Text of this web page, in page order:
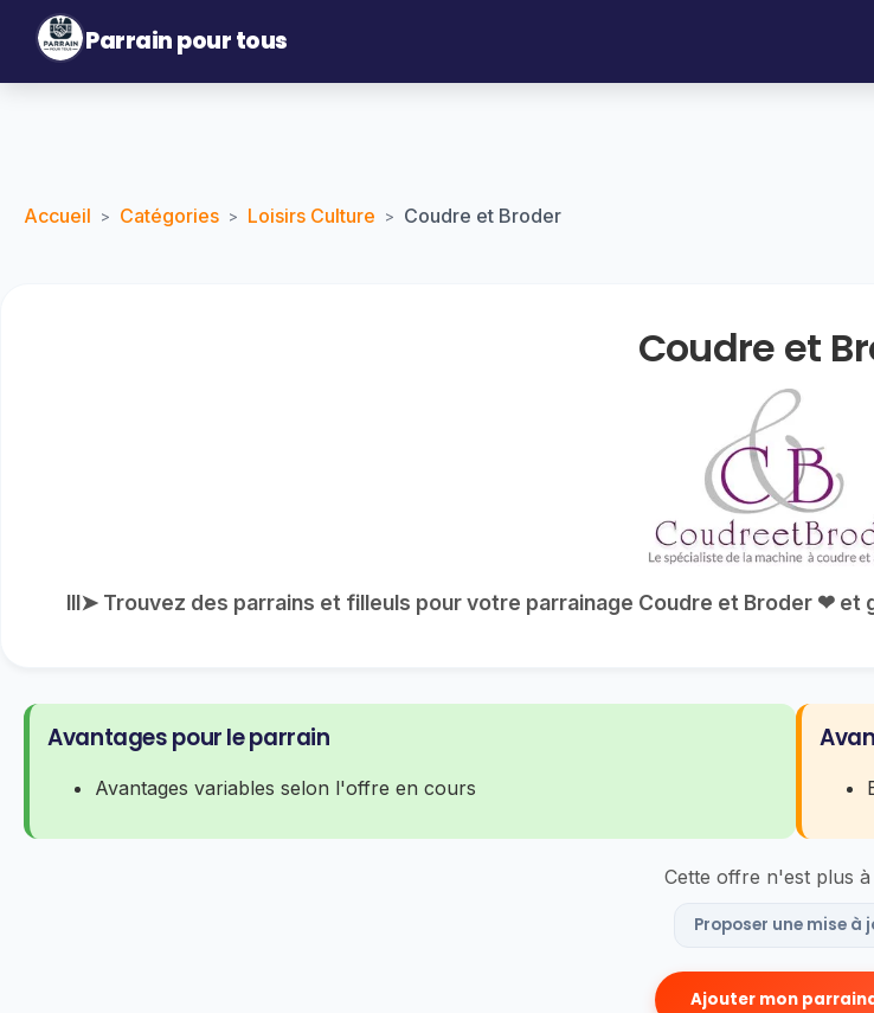
Parrain pour tous
Accueil > Catégories > Loisirs Culture > Coudre et Broder
Coudre et
lll➤ Trouvez des parrains et filleuls pour votre parrainage Coudre et Broder ❤ et
Avantages pour le parrain
Avantages variables selon l'offre en cours
Cette offre n'est plus
Proposer une mise à
Ajouter mon